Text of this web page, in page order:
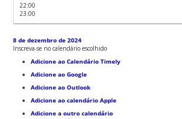
22:00
23:00
8 de dezembro de 2024
Inscreva-se no calendário escolhido
Adicione ao Calendário Timely
Adicione ao Google
Adicione ao Outlook
Adicione ao calendário Apple
Adicione a outro calendário